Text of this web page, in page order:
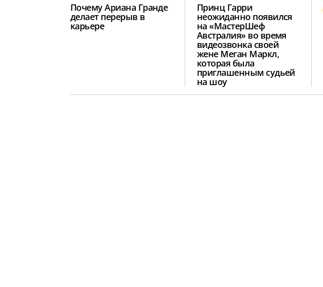
Почему Ариана Гранде
делает перерыв в
карьере
Принц Гарри
неожиданно появился
на «МастерШеф
Австралия» во время
видеозвонка своей
жене Меган Маркл,
которая была
приглашенным судьей
на шоу